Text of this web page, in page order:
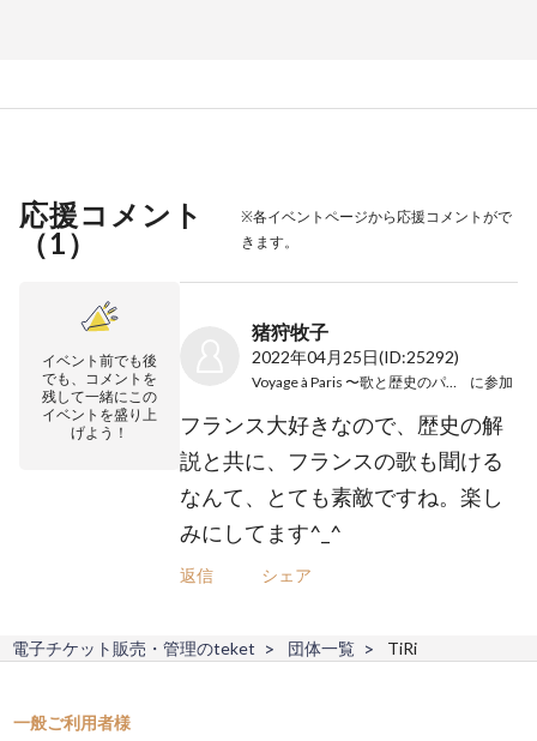
応援コメント
（1）
※各イベントページから応援コメントがで
きます。
イベント前でも後
でも、コメントを
残して一緒にこの
イベントを盛り上
げよう！
猪狩牧子
2022年04月25日(ID:25292)
に参加
フランス大好きなので、歴史の解
説と共に、フランスの歌も聞ける
なんて、とても素敵ですね。楽し
みにしてます^_^
返信 シェア
電子チケット販売・管理のteket 団体一覧 TiRi
一般ご利用者様